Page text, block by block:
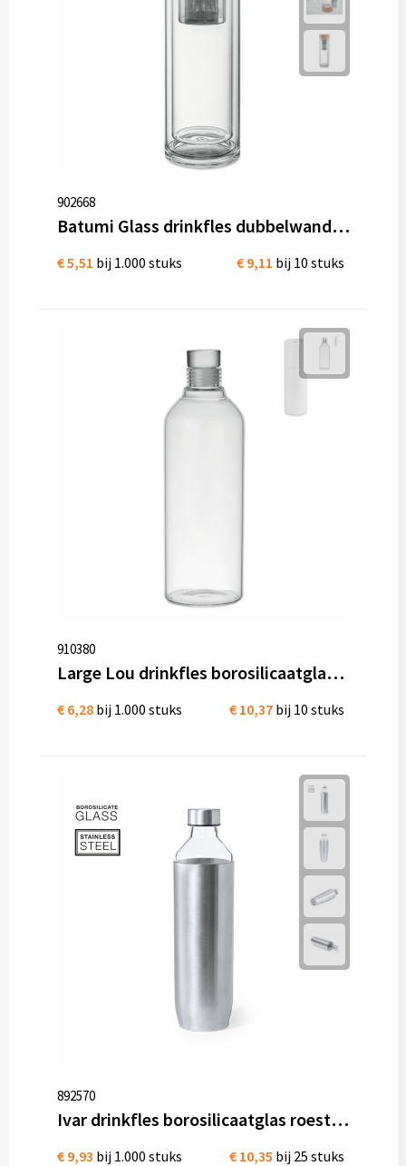
902668
Batumi Glass drinkfles dubbelwandig 400 ml met theezeef Lekvrij
€ 5,51 bij 1.000 stuks € 9,11 bij 10 stuks
910380
Large Lou drinkfles borosilicaatglas 1 Liter Lekvrij
€ 6,28 bij 1.000 stuks € 10,37 bij 10 stuks
892570
Ivar drinkfles borosilicaatglas roestvrij staal 850 ml
€ 9,93 bij 1.000 stuks € 10,35 bij 25 stuks